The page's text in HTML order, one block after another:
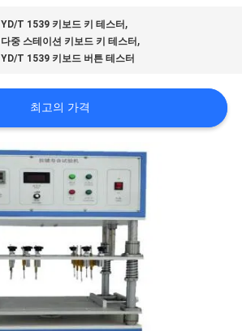
YD/T 1539 키보드 키 테스터 ,
다중 스테이션 키보드 키 테스터 ,
YD/T 1539 키보드 버튼 테스터
최고의 가격